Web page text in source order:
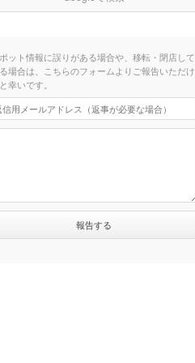
ット情報に誤りがある場合や、移転・閉店して
場合は、こちらのフォームよりご報告いただけ
幸いです。